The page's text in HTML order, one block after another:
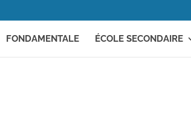
FONDAMENTALE ÉCOLE SECONDAIRE